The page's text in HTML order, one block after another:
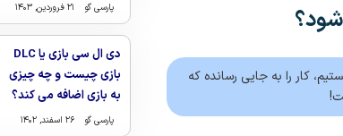
کار را به جایی رسانده که
پارسی گو ۲۱ فروردین, ۱۴۰۳
دی ال سی بازی یا DLC
بازی چیست و چه چیزی
به بازی اضافه می کند؟
پارسی گو ۲۶ اسفند, ۱۴۰۲